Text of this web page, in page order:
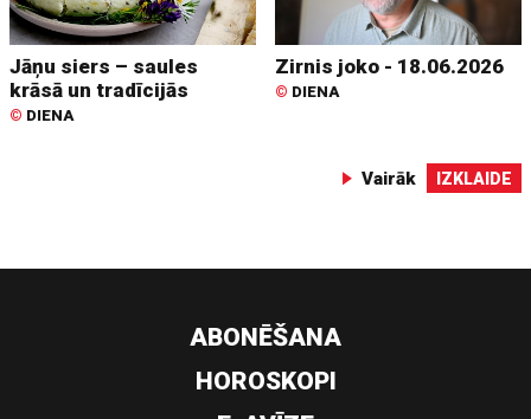
Jāņu siers – saules
krāsā un tradīcijās
© DIENA
Zirnis joko - 18.06.2026
© DIENA
Vairāk IZKLAIDE
ABONĒŠANA
HOROSKOPI